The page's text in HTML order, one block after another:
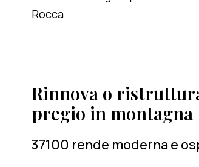
Rinnova o
pregio in montagna
37100 rende moderna e